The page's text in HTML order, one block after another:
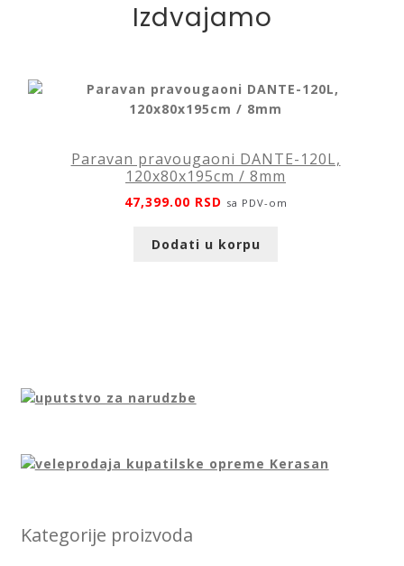
Izdvajamo
Paravan pravougaoni DANTE-120L,
120x80x195cm / 8mm
47,399.00 RSD sa PDV-om
Dodati u korpu
Kategorije proizvoda